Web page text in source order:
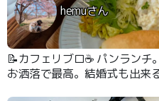
hemuさん
📝カフェリブロ☕️ パンラン
お洒落で最高。結婚式も出来